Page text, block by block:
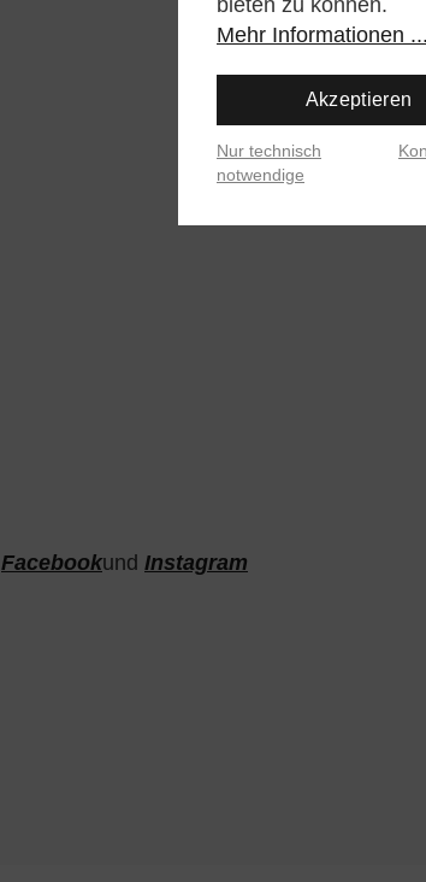
Facebookund Instagram
bieten zu können.
Mehr Informationen ...
Akzeptieren
Nur technisch
notwendige